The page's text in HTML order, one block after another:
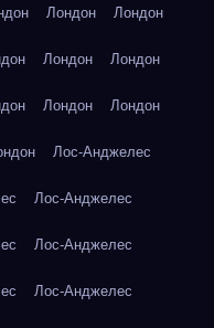
Лондон Лондон
Лондон Лондон
Лондон Лондон
Лос-Анджелес
Лос-Анджелес
Лос-Анджелес
Лос-Анджелес